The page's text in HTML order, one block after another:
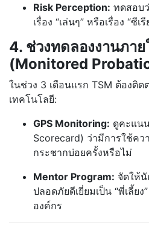
Risk Perception: ทดสอบ
เรื่อง “เล่นๆ” หรือเรื่อง “ซีเรี
4. ช่วงทดลองงานภา
(Monitored
ในช่วง 3 เดือนแรก TSM ต้องติ
เทคโนโลยี:
GPS Monitoring: ดูคะแน
Scorecard) ว่ามีการใช้คว
กระชากบ่อยครั้งหรือไม่
Mentor Program: จัดให้
ปลอดภัยดีเยี่ยมเป็น “พี่เลี้ย
องค์กร